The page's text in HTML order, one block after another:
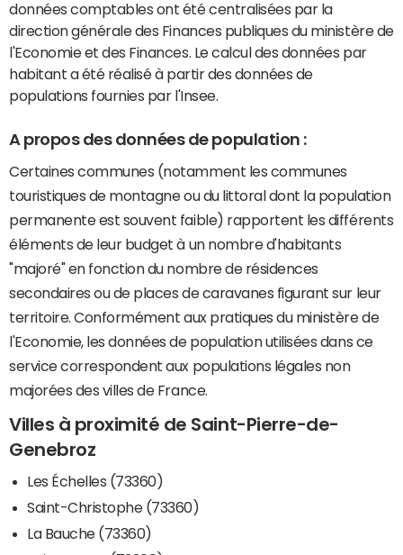
données comptables ont été centralisées par la
direction générale des Finances publiques du ministère de
l'Economie et des Finances. Le calcul des données par
habitant a été réalisé à partir des données de
populations fournies par l'Insee.
A propos des données de population :
Certaines communes (notamment les communes
touristiques de montagne ou du littoral dont la population
permanente est souvent faible) rapportent les différents
éléments de leur budget à un nombre d'habitants
"majoré" en fonction du nombre de résidences
secondaires ou de places de caravanes figurant sur leur
territoire. Conformément aux pratiques du ministère de
l'Economie, les données de population utilisées dans ce
service correspondent aux populations légales non
majorées des villes de France.
Villes à proximité de Saint-Pierre-de-
Genebroz
Les Échelles (73360)
Saint-Christophe (73360)
La Bauche (73360)